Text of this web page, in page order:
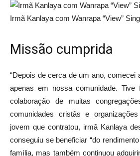
Irmã Kanlaya com Wanrapa “View”
Missão cumprida
“Depois de cerca de um ano, comecei
apenas em nossa comunidade. Tive
colaboração de muitas
comunidades cristãs e
jovem que contratou, irmã Kanlaya
conseguiu se beneficiar “do
família, mas também continuou